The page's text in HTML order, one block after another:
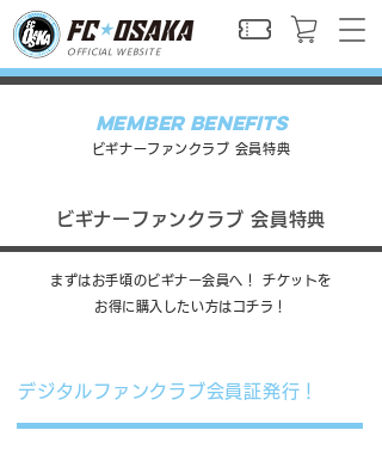
OFFICIAL WEBSITE
MEMBER BENEFITS
ビギナーファンクラブ 会員特典
ビギナーファンクラブ 会員特典
まずはお手頃のビギナー会員へ！ チケットを
お得に購入したい方はコチラ！
デジタルファンクラブ会員証発行！